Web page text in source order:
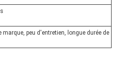
marque, peu d'entretien, longue durée de